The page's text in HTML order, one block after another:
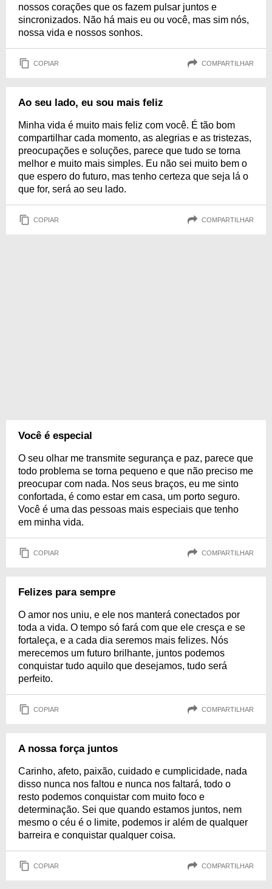
nossos corações que os fazem pulsar juntos e
sincronizados. Não há mais eu ou você, mas sim nós,
nossa vida e nossos sonhos.
COPIAR COMPARTILHAR
Ao seu lado, eu sou mais feliz
Minha vida é muito mais feliz com você. É tão bom
compartilhar cada momento, as alegrias e as tristezas,
preocupações e soluções, parece que tudo se torna
melhor e muito mais simples. Eu não sei muito bem o
que espero do futuro, mas tenho certeza que seja lá o
que for, será ao seu lado.
COPIAR COMPARTILHAR
Você é especial
O seu olhar me transmite segurança e paz, parece que
todo problema se torna pequeno e que não preciso me
preocupar com nada. Nos seus braços, eu me sinto
confortada, é como estar em casa, um porto seguro.
Você é uma das pessoas mais especiais que tenho
em minha vida.
COPIAR COMPARTILHAR
Felizes para sempre
O amor nos uniu, e ele nos manterá conectados por
toda a vida. O tempo só fará com que ele cresça e se
fortaleça, e a cada dia seremos mais felizes. Nós
merecemos um futuro brilhante, juntos podemos
conquistar tudo aquilo que desejamos, tudo será
perfeito.
COPIAR COMPARTILHAR
A nossa força juntos
Carinho, afeto, paixão, cuidado e cumplicidade, nada
disso nunca nos faltou e nunca nos faltará, todo o
resto podemos conquistar com muito foco e
determinação. Sei que quando estamos juntos, nem
mesmo o céu é o limite, podemos ir além de qualquer
barreira e conquistar qualquer coisa.
COPIAR COMPARTILHAR